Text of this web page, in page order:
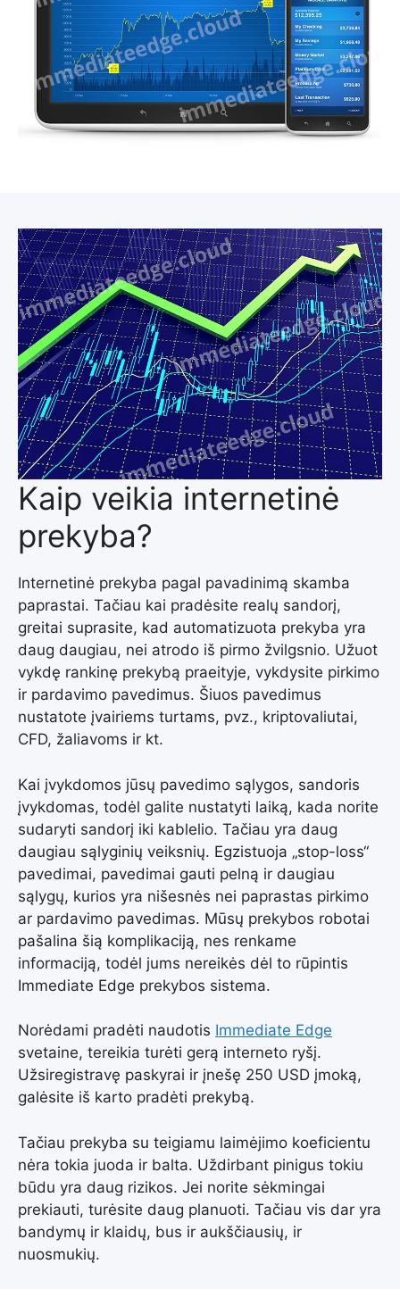
Kaip veikia internetinė
prekyba?
Internetinė prekyba pagal pavadinimą skamba
paprastai. Tačiau kai pradėsite realų sandorį,
greitai suprasite, kad automatizuota prekyba yra
daug daugiau, nei atrodo iš pirmo žvilgsnio. Užuot
vykdę rankinę prekybą praeityje, vykdysite pirkimo
ir pardavimo pavedimus. Šiuos pavedimus
nustatote įvairiems turtams, pvz., kriptovaliutai,
CFD, žaliavoms ir kt.
Kai įvykdomos jūsų pavedimo sąlygos, sandoris
įvykdomas, todėl galite nustatyti laiką, kada norite
sudaryti sandorį iki kablelio. Tačiau yra daug
daugiau sąlyginių veiksnių. Egzistuoja „stop-loss“
pavedimai, pavedimai gauti pelną ir daugiau
sąlygų, kurios yra nišesnės nei paprastas pirkimo
ar pardavimo pavedimas. Mūsų prekybos robotai
pašalina šią komplikaciją, nes renkame
informaciją, todėl jums nereikės dėl to rūpintis
Immediate Edge prekybos sistema.
Norėdami pradėti naudotis Immediate Edge
svetaine, tereikia turėti gerą interneto ryšį.
Užsiregistravę paskyrai ir įnešę 250 USD įmoką,
galėsite iš karto pradėti prekybą.
Tačiau prekyba su teigiamu laimėjimo koeficientu
nėra tokia juoda ir balta. Uždirbant pinigus tokiu
būdu yra daug rizikos. Jei norite sėkmingai
prekiauti, turėsite daug planuoti. Tačiau vis dar yra
bandymų ir klaidų, bus ir aukščiausių, ir
nuosmukių.